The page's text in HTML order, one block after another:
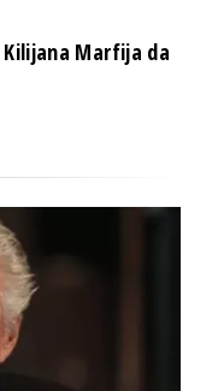
Marfija da